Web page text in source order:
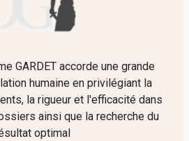
GARDET accorde une grande
humaine en privilégiant la
la rigueur et l'efficacité dans
ainsi que la recherche du
optimal